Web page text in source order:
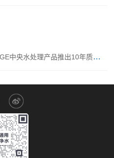
10年保证，安心无忧 ！GE中央水处理产品推出10年质保计划